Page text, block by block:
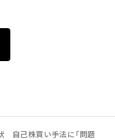
自己株買い手法に「問題